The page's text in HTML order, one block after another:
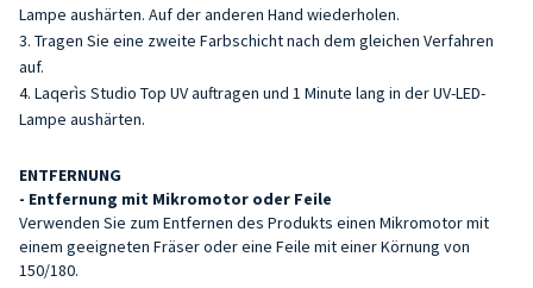
Lampe aushärten. Auf der anderen Hand wiederholen.
Tragen Sie eine zweite Farbschicht nach dem gleichen Verfahren
auf.
Laqerìs Studio Top UV auftragen und 1 Minute lang in der UV-LED-
Lampe aushärten.
ENTFERNUNG
- Entfernung mit Mikromotor oder Feile
Verwenden Sie zum Entfernen des Produkts einen Mikromotor mit
einem geeigneten Fräser oder eine Feile mit einer Körnung von
150/180.